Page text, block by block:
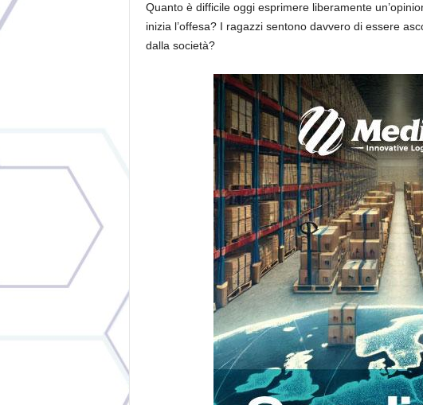
Quanto è difficile oggi esprimere liberamente
inizia l’offesa? I ragazzi sentono davvero di essere
dalla società?